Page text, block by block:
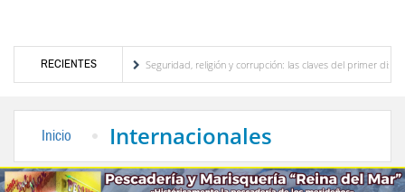
RECIENTES
merideño
Seguridad, religión y corrupción: las claves del primer discurso de
Inicio Internacionales